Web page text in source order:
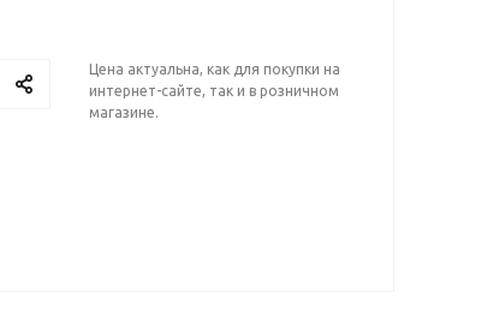
Цена актуальна, как для покупки на
интернет-сайте, так и в розничном
магазине.